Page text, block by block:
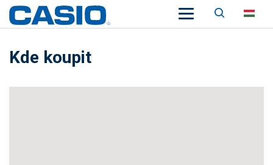
Keresés
Kde koupit